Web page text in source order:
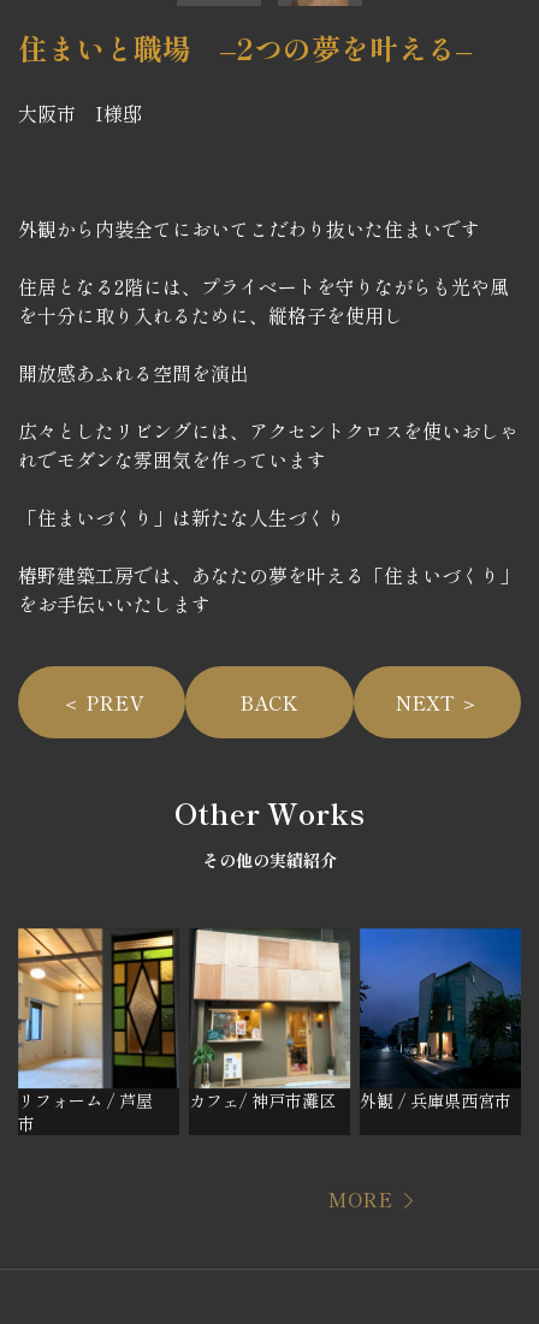
住まいと職場 –2つの夢を叶える–
大阪市 I様邸
外観から内装全てにおいてこだわり抜いた住まいです
住居となる2階には、プライベートを守りながらも光や風
を十分に取り入れるために、縦格子を使用し
開放感あふれる空間を演出
広々としたリビングには、アクセントクロスを使いおしゃ
れでモダンな雰囲気を作っています
「住まいづくり」は新たな人生づくり
椿野建築工房では、あなたの夢を叶える「住まいづくり」
をお手伝いいたします
＜ PREV BACK NEXT ＞
Other Works
その他の実績紹介
リフォーム / 芦屋
市
カフェ/ 神戸市灘区 外観 / 兵庫県西宮市
MORE